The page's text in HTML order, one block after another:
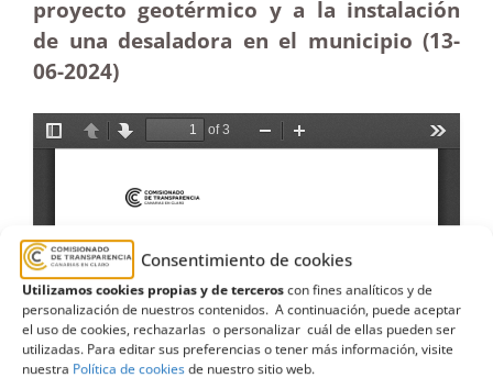
Consentimiento de cookies
Utilizamos cookies propias y de terceroscon fines analíticos y de
personalización de nuestros contenidos. A continuación, puede aceptar
el uso de cookies, rechazarlas o personalizar cuál de ellas pueden ser
utilizadas. Para editar sus preferencias o tener más información, visite
nuestra Política de cookiesde nuestro sitio web.
proyecto geotérmico y a la instalación
de una desaladora en el municipio (13-
06-2024)